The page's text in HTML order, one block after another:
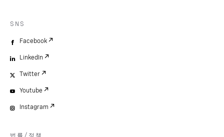
SNS
Facebook
LinkedIn
Twitter
Youtube
Instagram